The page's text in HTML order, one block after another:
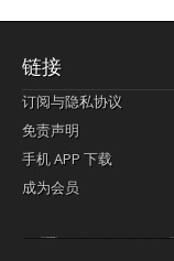
链接
订阅与隐私协议
免责声明
手机 APP 下载
成为会员